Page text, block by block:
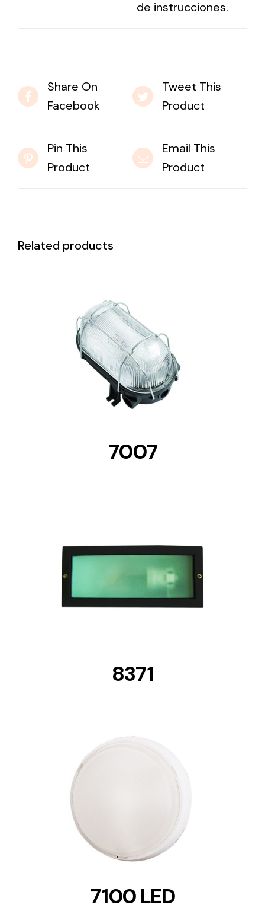
de instrucciones.
Share On
Facebook
Tweet This
Product
Pin This
Product
Email This
Product
Related products
DETAILS
7007
8371
7100 LED